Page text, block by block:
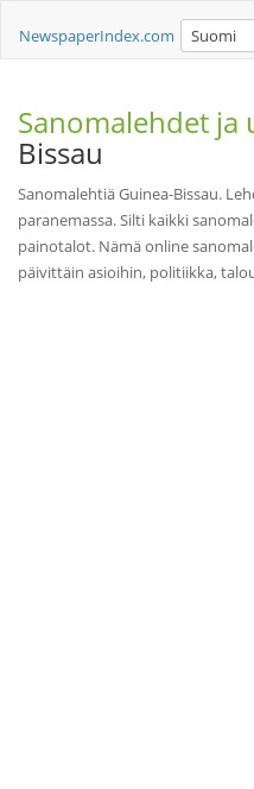
NewspaperIndex.com Suomi
Sanomalehdet ja
Bissau
Sanomalehtiä Guinea-Bissau.
paranemassa. Silti kaikki
painotalot. Nämä online
päivittäin asioihin, politiikka,